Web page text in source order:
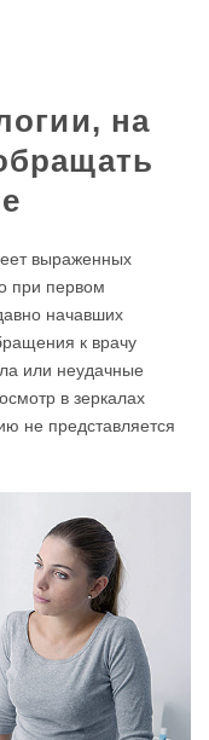
на
выраженных
при первом
начавших
к врачу
или неудачные
в зеркалах
не представляется